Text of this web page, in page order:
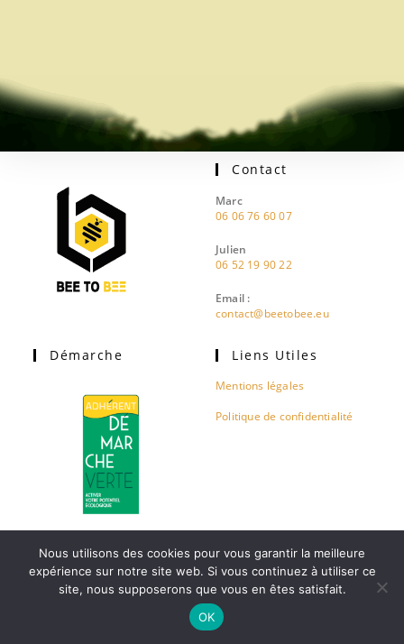
Contact
Marc
06 06 76 60 07
Julien
06 52 19 90 22
Email :
contact@beetobee.eu
Démarche Liens Utiles
Mentions légales
Politique de confidentialité
BEE to BΞΞ ©2026 - Conception:
Nous utilisons des cookies pour vous garantir la meilleure
expérience sur notre site web. Si vous continuez à utiliser ce
site, nous supposerons que vous en êtes satisfait.
OK